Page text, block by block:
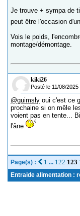
Je trouve + sympa de
peut être l'occasion
Vois le poids,
montage/démontage.
kiki26
Posté le 11/08/2025
@guimsly oui c'est ce
prochaine si on mêle
voient pas en tente...
l'âne
Page(s) : 1 ... 122 123
Entraide alimentation :